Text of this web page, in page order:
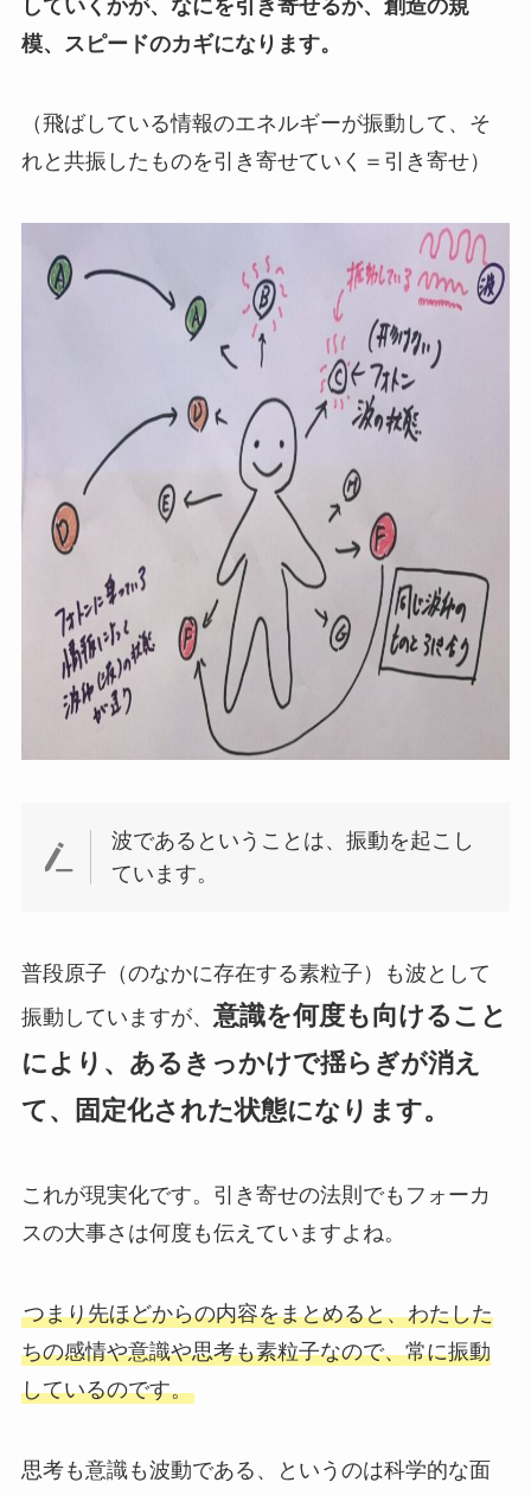
していくかが、なにを引き寄せるか、創造の規
模、スピードのカギになります。
（飛ばしている情報のエネルギーが振動して、そ
れと共振したものを引き寄せていく＝引き寄せ）
波であるということは、振動を起こし
ています。
普段原子（のなかに存在する素粒子）も波として
振動していますが、 意識を何度も向けること
により、あるきっかけで揺らぎが消え
て、固定化された状態になります。
これが現実化です。引き寄せの法則でもフォーカ
スの大事さは何度も伝えていますよね。
つまり先ほどからの内容をまとめると、わたした
ちの感情や意識や思考も素粒子なので、常に振動
しているのです。
思考も意識も波動である、というのは科学的な面